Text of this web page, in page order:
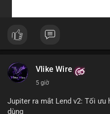
Vlike Wire
5 giờ
Jupiter ra mắt Lend v2: Tối ưu
dùng